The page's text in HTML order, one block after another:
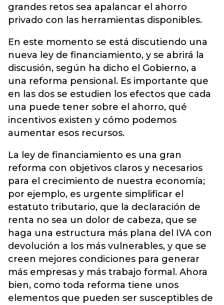
grandes retos sea apalancar el ahorro
privado con las herramientas disponibles.
En este momento se está discutiendo una
nueva ley de financiamiento, y se abrirá la
discusión, según ha dicho el Gobierno, a
una reforma pensional. Es importante que
en las dos se estudien los efectos que cada
una puede tener sobre el ahorro, qué
incentivos existen y cómo podemos
aumentar esos recursos.
La ley de financiamiento es una gran
reforma con objetivos claros y necesarios
para el crecimiento de nuestra economía;
por ejemplo, es urgente simplificar el
estatuto tributario, que la declaración de
renta no sea un dolor de cabeza, que se
haga una estructura más plana del IVA con
devolución a los más vulnerables, y que se
creen mejores condiciones para generar
más empresas y más trabajo formal. Ahora
bien, como toda reforma tiene unos
elementos que pueden ser susceptibles de